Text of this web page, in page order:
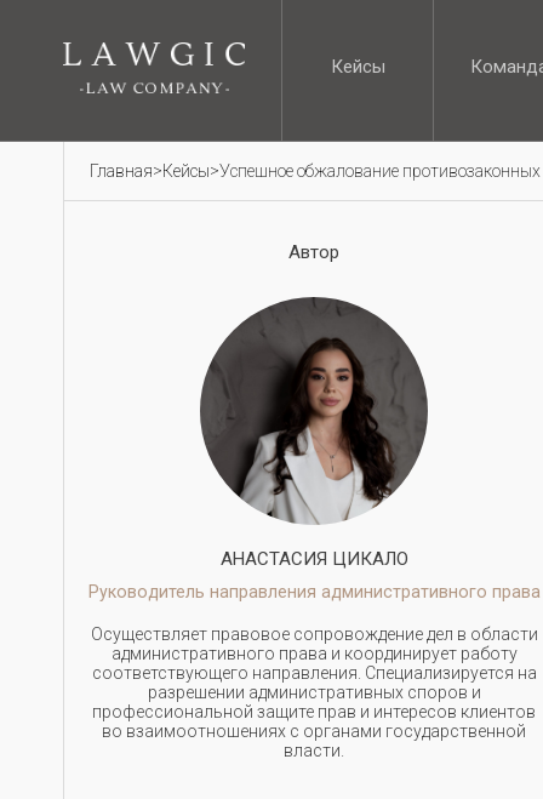
Кейсы
Главная>Кейсы>Успешное обжалование противозаконных
Автор
АНАСТАСИЯ ЦИКАЛО
Руководитель направления административного права
Осуществляет правовое сопровождение дел в области
административного права и координирует работу
соответствующего направления. Специализируется на
разрешении административных споров и
профессиональной защите прав и интересов клиентов
во взаимоотношениях с органами государственной
власти.